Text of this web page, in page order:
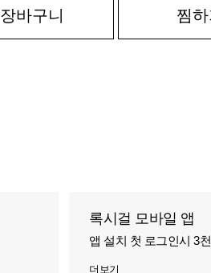
장바구니 찜하
록시걸 모바일 앱
앱 설치 첫 로그인시 3
더보기